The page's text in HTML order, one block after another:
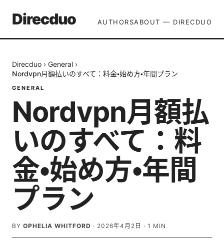
Direcduo AUTHORSABOUT — DIRECDUO
Direcduo › General ›
Nordvpn月額払いのすべて：料金・始め方・年間プラン
GENERAL
Nordvpn月額払
いのすべて：料
金・始め方・年間
プラン
BY OPHELIA WHITFORD · 2026年4月2日 · 1 MIN